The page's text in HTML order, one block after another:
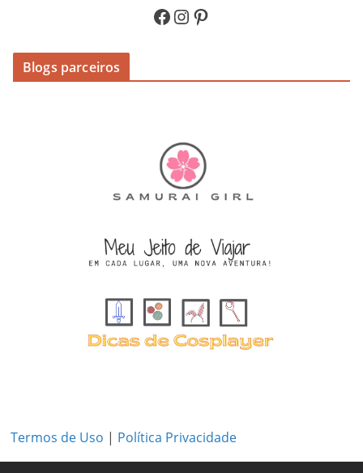
Facebook InstagramPinterest
Blogs parceiros
Termos de Uso | Política Privacidade